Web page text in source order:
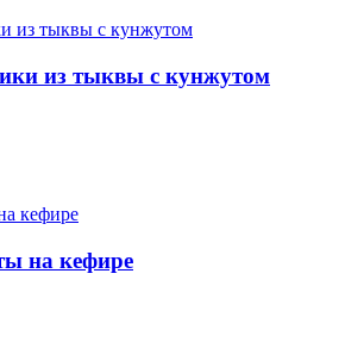
из тыквы с кунжутом
на кефире